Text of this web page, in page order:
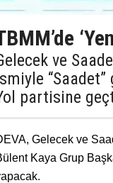
ve
partisine
Gelecek ve
Kaya Grup